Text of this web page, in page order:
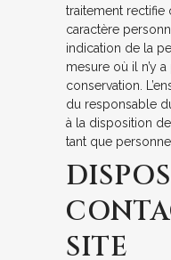
traitement rectifie
caractère
indication de la
mesure où il n’y
conservation.
du responsable
à la disposition
tant que
SITE